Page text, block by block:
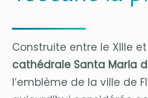
Construite entre le XIIIe
cathédrale Santa Maria
l’emblème de la ville de